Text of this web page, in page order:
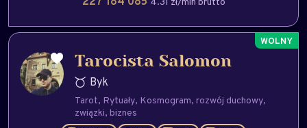
Tarocista Salomon
Byk
Tarot Rytuały Kosmogram rozwój duchowy
związki biznes